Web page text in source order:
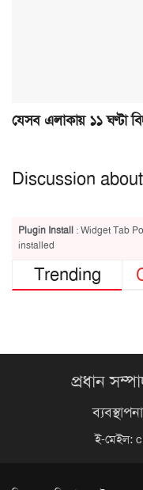
যেসব এলাকায় ১১ ঘণ্টা
Discussion
Plugin Install : Widget Tab
installed
Trending
প্রধান
ই-মেইল: